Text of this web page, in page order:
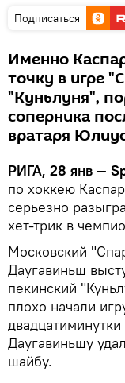
Подписаться
Именно
точку в игре
"Куньлуня",
соперника
вратаря
РИГА, 28 янв —
по хоккею
серьезно
хет-трик в
Московский
Даугавиньш
пекинский
плохо начали
Даугавиньшу
шайбу.